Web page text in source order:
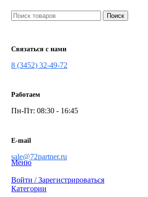
Поиск
Связаться с нами
8 (3452) 32-49-72
Работаем
Пн-Пт: 08:30 - 16:45
E-mail
sale@72partner.ru
Меню
Войти / Зарегистрироваться
Категории